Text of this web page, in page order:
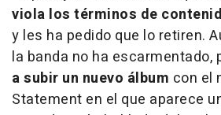
viola los términos de
y les ha pedido que lo retiren.
la banda no ha escarmentado,
a subir un nuevo álbum con el
Statement en el que aparece